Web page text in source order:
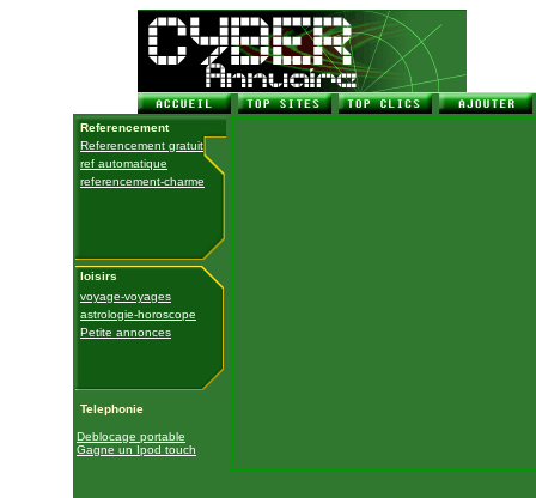
Referencement
Referencement gratuit
ref automatique
referencement-charme
loisirs
voyage-voyages
astrologie-horoscope
Petite annonces
Telephonie
Deblocage portable
Gagne un Ipod touch